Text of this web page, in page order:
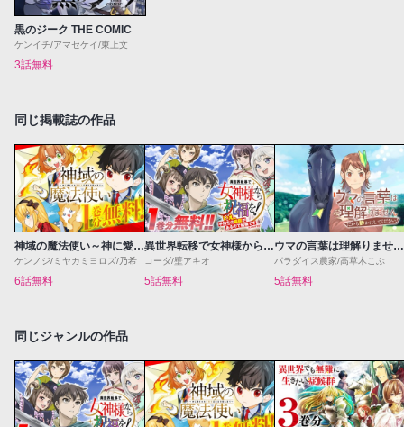
黒のジーク THE COMIC
ケンイチ/アマセケイ/東上文
3話無料
同じ掲載誌の作品
神域の魔法使い～神に愛された落第生は魔法学院へ通う～
ケンノジ/ミヤカミヨロズ/乃希
6話無料
異世界転移で女神様から祝福を！～いえ、手持ちの異能があるので結構です～@COMIC
コーダ/壁アキオ
5話無料
ウマの言葉は理解りませんだから静かにしてください！
パラダイス農家/高草木こぶ
5話無料
同じジャンルの作品